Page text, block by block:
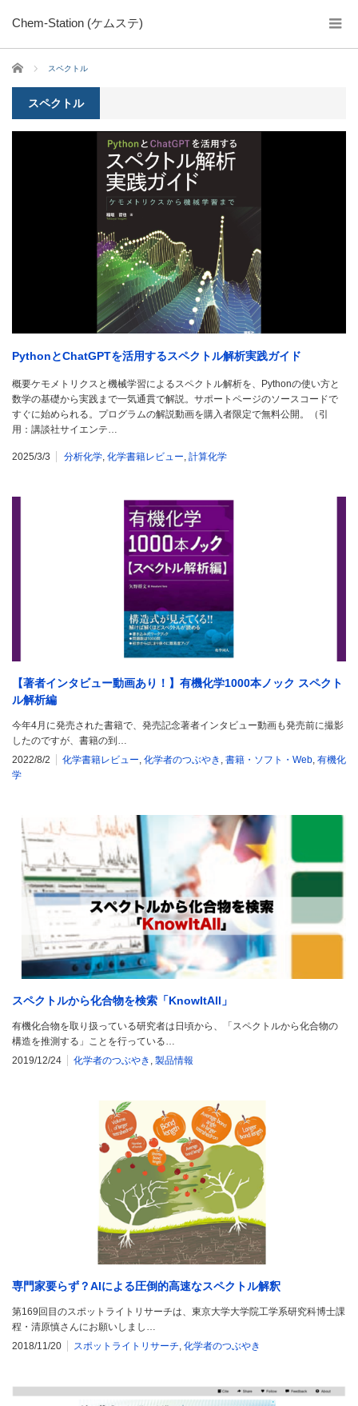
Chem-Station (ケムステ)
ホーム スペクトル
スペクトル
PythonとChatGPTを活用するスペクトル解析実践ガイド
概要ケモメトリクスと機械学習によるスペクトル解析を、Pythonの使い方と
数学の基礎から実践まで一気通貫で解説。サポートページのソースコードで
すぐに始められる。プログラムの解説動画を購入者限定で無料公開。（引
用：講談社サイエンテ…
2025/3/3 分析化学, 化学書籍レビュー, 計算化学
【著者インタビュー動画あり！】有機化学1000本ノック スペクト
ル解析編
今年4月に発売された書籍で、発売記念著者インタビュー動画も発売前に撮影
したのですが、書籍の到…
2022/8/2
化学書籍レビュー 化学者のつぶやき 書籍・ソフト・Web 有機化
学
スペクトルから化合物を検索「KnowItAll」
有機化合物を取り扱っている研究者は日頃から、「スペクトルから化合物の
構造を推測する」ことを行っている…
2019/12/24
化学者のつぶやき 製品情報
専門家要らず？AIによる圧倒的高速なスペクトル解釈
第169回目のスポットライトリサーチは、東京大学大学院工学系研究科博士課
程・清原慎さんにお願いしまし…
2018/11/20
スポットライトリサーチ, 化学者のつぶやき